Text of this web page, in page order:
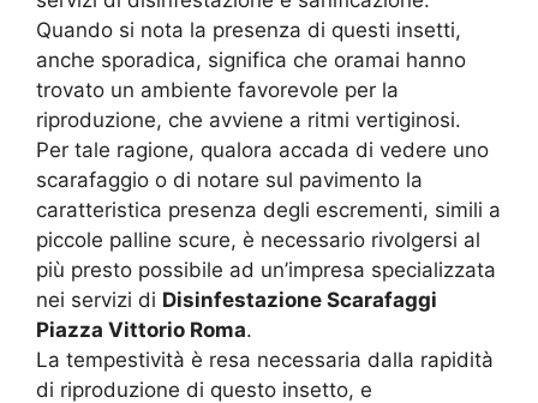
Quando si nota la presenza di questi insetti,
anche sporadica, significa che oramai hanno
trovato un ambiente favorevole per la
riproduzione, che avviene a ritmi vertiginosi.
Per tale ragione, qualora accada di vedere uno
scarafaggio o di notare sul pavimento la
caratteristica presenza degli escrementi, simili a
piccole palline scure, è necessario rivolgersi al
più presto possibile ad un’impresa specializzata
nei servizi di Disinfestazione Scarafaggi
Piazza Vittorio Roma.
La tempestività è resa necessaria dalla rapidità
di riproduzione di questo insetto, e